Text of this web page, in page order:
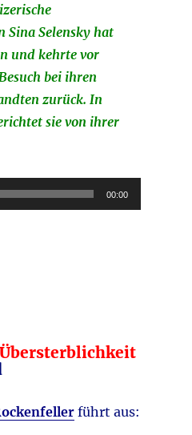
Sina Selensky hat
und kehrte vor
bei ihren
zurück. In
sie von ihrer
00:00
Übersterblichkeit
führt aus: